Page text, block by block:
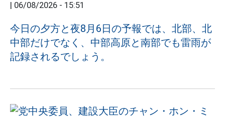
| 06/08/2026 - 15:51
今日の夕方と夜8月6日の予報では、北部、北
中部だけでなく、中部高原と南部でも雷雨が
記録されるでしょう。